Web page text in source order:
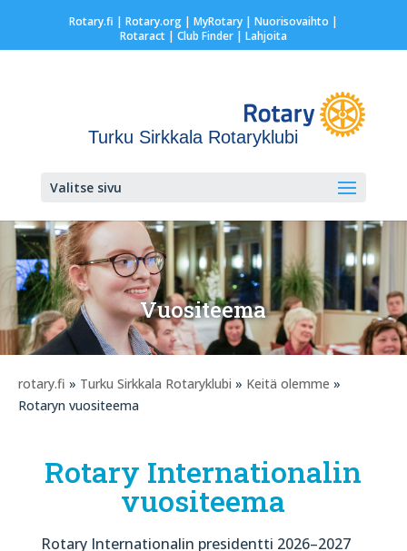
Rotary.fi | Rotary.org| MyRotary | Nuorisovaihto |
Rotaract| Club Finder| Lahjoita
Turku Sirkkala Rotaryklubi
Valitse sivu
Vuositeema
rotary.fi » Turku Sirkkala Rotaryklubi » Keitä olemme »
Rotaryn vuositeema
Rotary Internationalin
vuositeema
Rotary Internationalin presidentti 2026–2027